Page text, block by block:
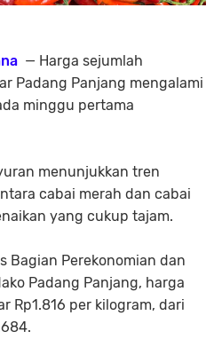
— Harga sejumlah
Padang Panjang mengalami
minggu pertama
menunjukkan tren
cabai merah dan cabai
yang cukup tajam.
Bagian Perekonomian dan
Padang Panjang, harga
Rp1.816 per kilogram, dari